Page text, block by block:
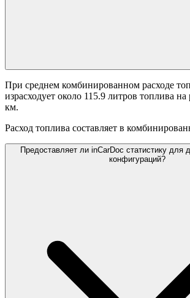
При среднем комбинированном расходе
израсходует около 115.9 литров топлива на
км.
Расход топлива составляет в
Предоставляет ли inCarDoc статистику для
конфигураций?